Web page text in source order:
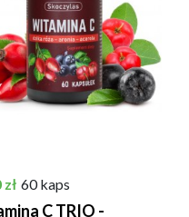
60 kaps
C TRIO -